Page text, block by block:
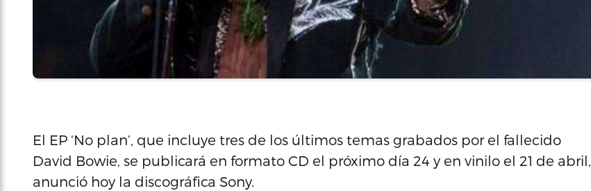
El EP ‘No plan’, que incluye tres de los últimos temas grabados por el fallecido
David Bowie, se publicará en formato CD el próximo día 24 y en vinilo el 21 de abril,
anunció hoy la discográfica Sony.